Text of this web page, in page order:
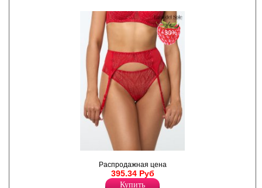
Полиамид 90%
Эластан 10%
−30%
Распродажная цена
395.34 Руб
Купить